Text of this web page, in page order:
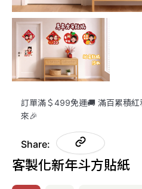
訂單滿＄499免運🚚 滿百累積
來🎉
Share:
客製化新年斗方貼紙